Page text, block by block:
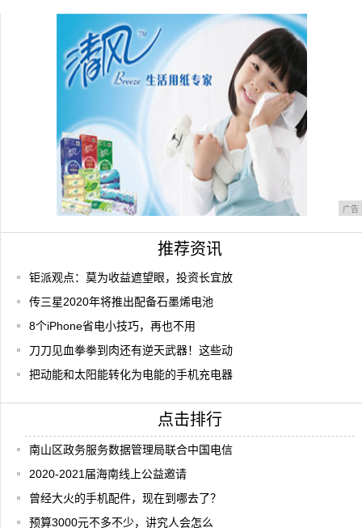
跟谁学入驻徐庄高新区合作签约仪式成功举
广告
推荐资讯
钜派观点：莫为收益遮望眼，投资长宜放
传三星2020年将推出配备石墨烯电池
8个iPhone省电小技巧，再也不用
刀刀见血拳拳到肉还有逆天武器！这些动
把动能和太阳能转化为电能的手机充电器
点击排行
南山区政务服务数据管理局联合中国电信
2020-2021届海南线上公益邀请
曾经大火的手机配件，现在到哪去了？
预算3000元不多不少，讲究人会怎么